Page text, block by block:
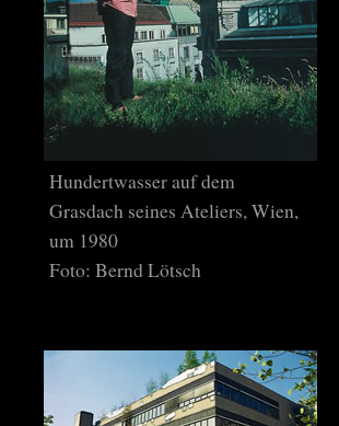
Hundertwasser auf dem
Grasdach seines Ateliers, Wien,
um 1980
Foto: Bernd Lötsch